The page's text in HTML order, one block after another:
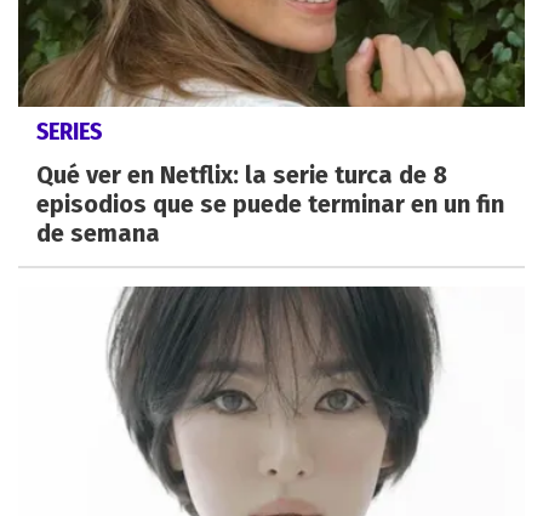
SERIES
Qué ver en Netflix: la serie turca de 8
episodios que se puede terminar en un fin
de semana